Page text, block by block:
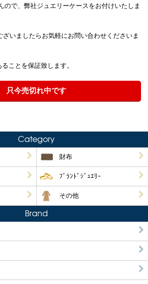
で、弊社ジュエリーケースをお付けいたしま
ざいましたらお気軽にお問い合わせくださいま
ことを保証致します。
只今売切れ中です
Category
財布
ﾌﾞﾗﾝﾄﾞｼﾞｭｴﾘｰ
その他
Brand